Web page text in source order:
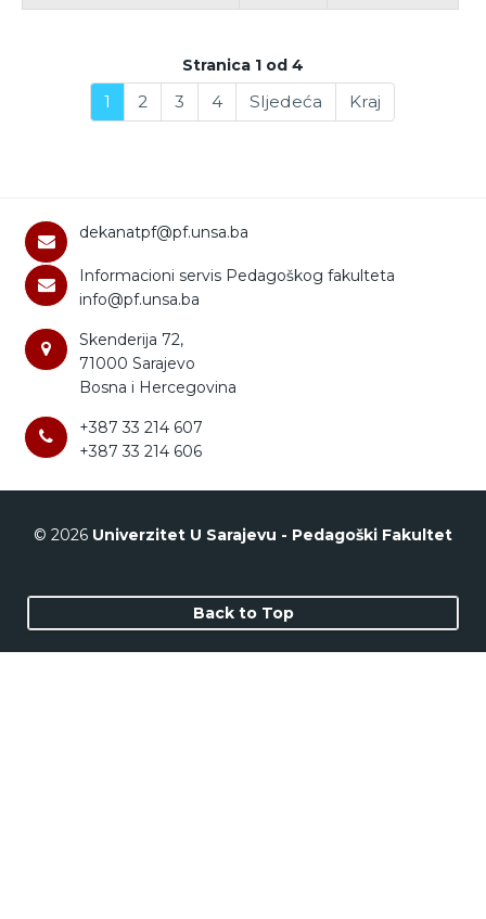
Stranica 1 od 4
1 2 3 4 Sljedeća Kraj
dekanatpf@pf.unsa.ba
Informacioni servis Pedagoškog fakulteta
info@pf.unsa.ba
Skenderija 72,
71000 Sarajevo
Bosna i Hercegovina
+387 33 214 607
+387 33 214 606
© 2026 Univerzitet U Sarajevu - Pedagoški Fakultet
Back to Top